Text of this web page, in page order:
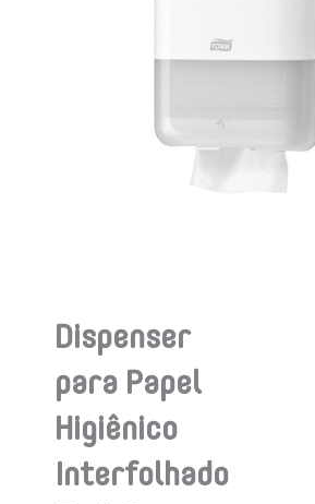
Dispenser
para Papel
Higiênico
Interfolhado